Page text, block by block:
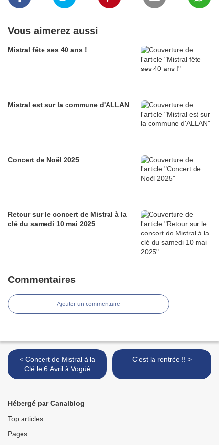
Vous aimerez aussi
Mistral fête ses 40 ans !
Mistral est sur la commune d'ALLAN
Concert de Noël 2025
Retour sur le concert de Mistral à la
clé du samedi 10 mai 2025
Commentaires
Ajouter un commentaire
< Concert de Mistral à la
Clé le 6 Avril à Vogüé
C'est la rentrée !! >
Hébergé par Canalblog
Top articles
Pages